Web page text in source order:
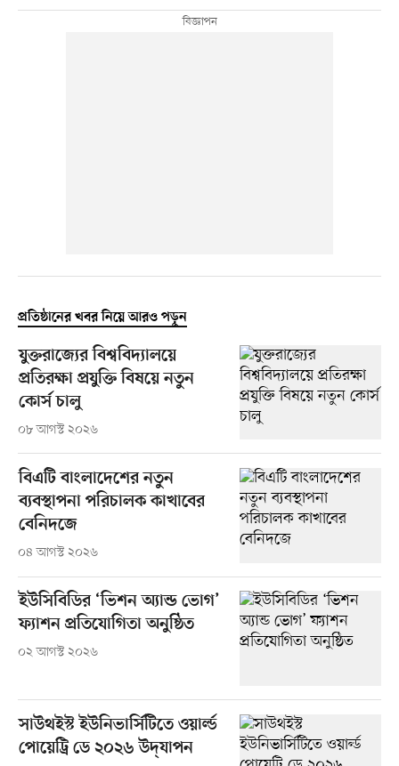
প্রতিষ্ঠানের খবর নিয়ে আরও পড়ুন
যুক্তরাজ্যের বিশ্ববিদ্যালয়ে
প্রতিরক্ষা প্রযুক্তি বিষয়ে নতুন
কোর্স চালু
০৮ আগস্ট ২০২৬
বিএটি বাংলাদেশের নতুন
ব্যবস্থাপনা পরিচালক কাখাবের
বেনিদজে
০৪ আগস্ট ২০২৬
ইউসিবিডির ‘ভিশন অ্যান্ড ভোগ’
ফ্যাশন প্রতিযোগিতা অনুষ্ঠিত
০২ আগস্ট ২০২৬
সাউথইস্ট ইউনিভার্সিটিতে ওয়ার্ল্ড
পোয়েট্রি ডে ২০২৬ উদ্‌যাপন